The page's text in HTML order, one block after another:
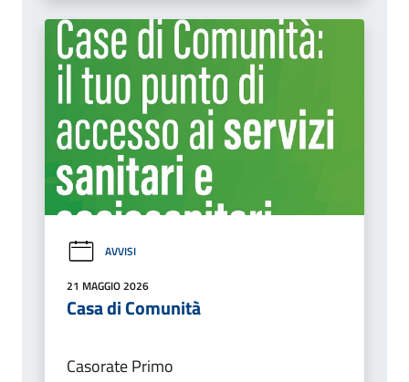
AVVISI
21 MAGGIO 2026
Casa di Comunità
Casorate Primo